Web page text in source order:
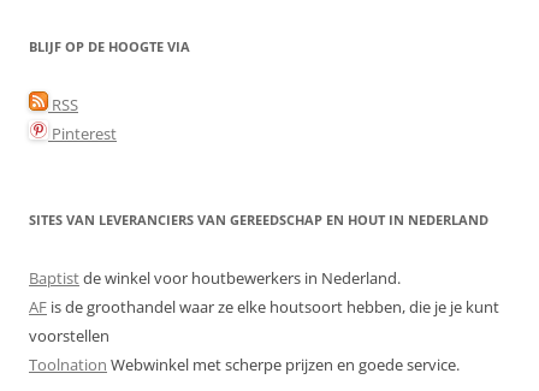
BLIJF OP DE HOOGTE VIA
RSS
Pinterest
SITES VAN LEVERANCIERS VAN GEREEDSCHAP EN HOUT IN NEDERLAND
Baptistde winkel voor houtbewerkers in Nederland.
AF is de groothandel waar ze elke houtsoort hebben, die je je kunt
voorstellen
Toolnation Webwinkel met scherpe prijzen en goede service.